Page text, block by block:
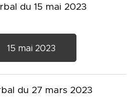
du 15 mai 2023
15 mai 2023
du 27 mars 2023